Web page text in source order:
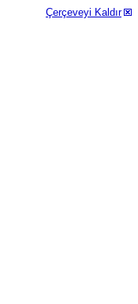
Çerçeveyi Kaldır